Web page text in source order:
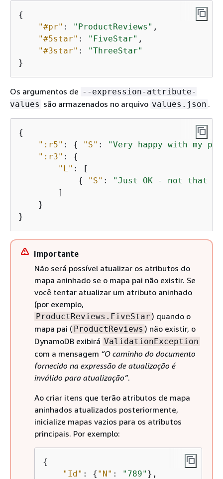
{
"#pr" : "ProductReviews" ,
"#5star" : "FiveStar" ,
"#3star" :
"ThreeStar"
}
Os argumentos de --expression-attribute-
values são armazenados no arquivo values.json .
{
":r5" : { "S" :
"Very happy with my
":r3" : {
"L" : [
{
"S" :
"Just OK - not that
        ]
    }
}
Importante
Não será possível atualizar os atributos do
mapa aninhado se o mapa pai não existir. Se
você tentar atualizar um atributo aninhado
(por exemplo,
ProductReviews.FiveStar ) quando o
mapa pai ( ProductReviews ) não existir, o
DynamoDB exibirá ValidationException
com a mensagem “O caminho do documento
fornecido na expressão de atualização é
inválido para atualização”.
Ao criar itens que terão atributos de mapa
aninhados atualizados posteriormente,
inicialize mapas vazios para os atributos
principais. Por exemplo:
{
"Id" : { "N" : "789" },